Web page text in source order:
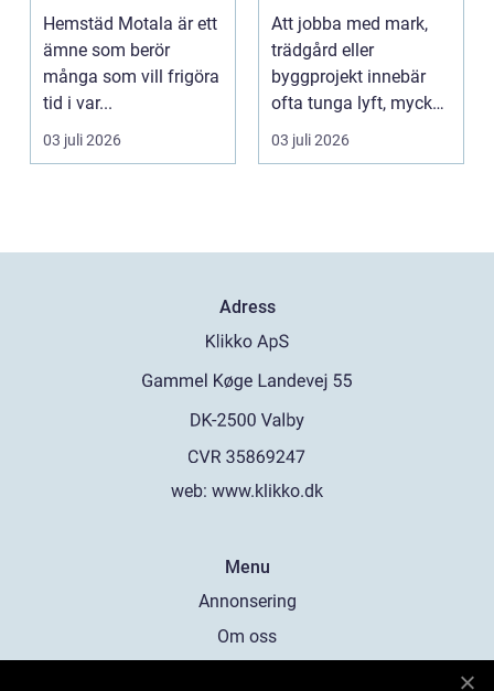
stress
Hemstäd Motala är ett
ämne som berör
många som vill frigöra
tid i var...
03 juli 2026
trädgårdsprojekt
Att jobba med mark,
trädgård eller
byggprojekt innebär
ofta tunga lyft, mycket
logis...
03 juli 2026
Adress
web: www.klikko.dk
Menu
Annonsering
Om oss